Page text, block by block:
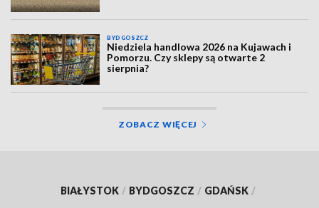
BYDGOSZCZ
Niedziela handlowa 2026 na Kujawach i
Pomorzu. Czy sklepy są otwarte 2
sierpnia?
ZOBACZ WIĘCEJ
BIAŁYSTOK / BYDGOSZCZ / GDAŃSK /